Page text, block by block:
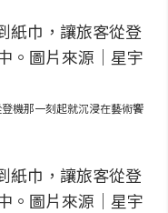
機那一刻起就沉浸在藝術饗